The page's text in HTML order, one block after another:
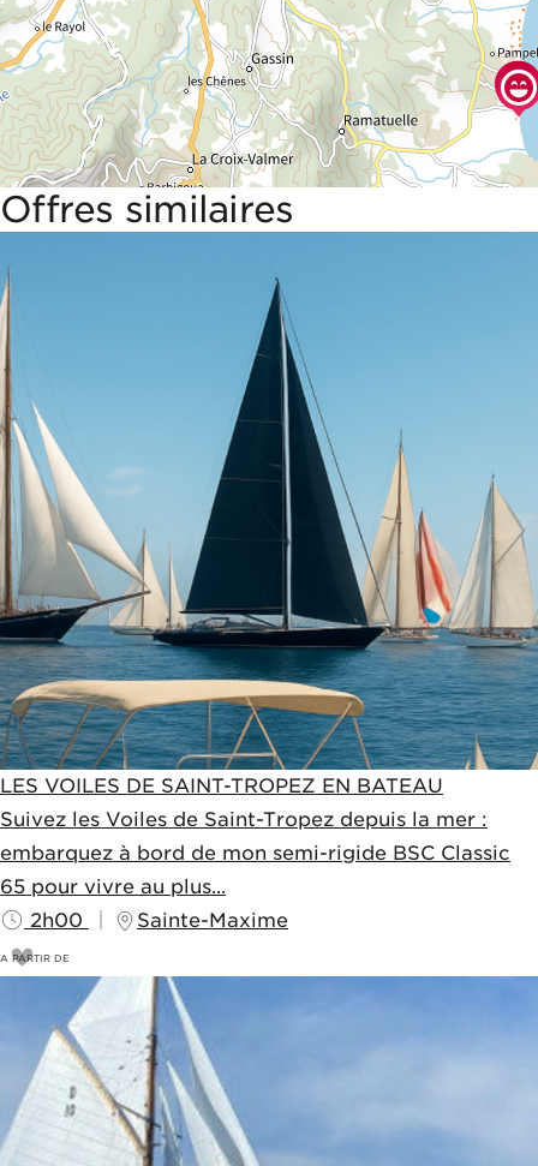
Offres similaires
LES VOILES DE SAINT-TROPEZ EN BATEAU
Suivez les Voiles de Saint-Tropez depuis la mer :
embarquez à bord de mon semi-rigide BSC Classic
65 pour vivre au plus...
2h00
Sainte-Maxime
A PARTIR DE